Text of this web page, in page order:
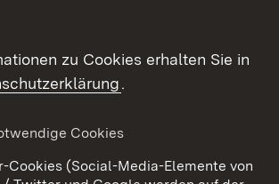
Datenschutz
Cookies
zu Cookies erhalten Sie in
.
Cookies
Cookies (Social-Media-Elemente von